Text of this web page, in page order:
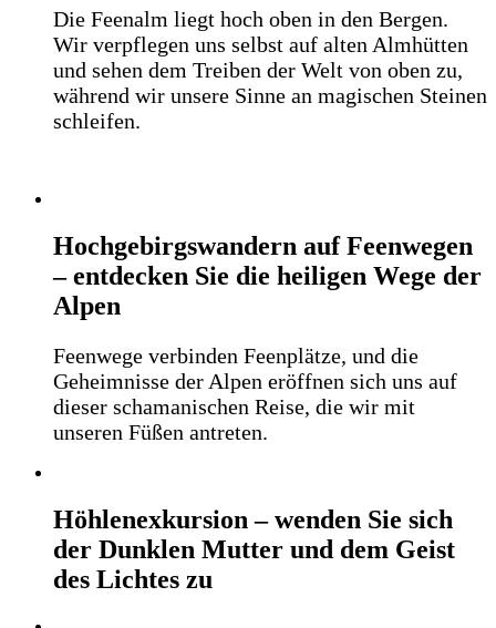
Die Feenalm liegt hoch oben in den Bergen.
Wir verpflegen uns selbst auf alten Almhütten
und sehen dem Treiben der Welt von oben zu,
während wir unsere Sinne an magischen Steinen
schleifen.
Hochgebirgswandern auf Feenwegen
– entdecken Sie die heiligen Wege der
Alpen
Feenwege verbinden Feenplätze, und die
Geheimnisse der Alpen eröffnen sich uns auf
dieser schamanischen Reise, die wir mit
unseren Füßen antreten.
Höhlenexkursion – wenden Sie sich
der Dunklen Mutter und dem Geist
des Lichtes zu